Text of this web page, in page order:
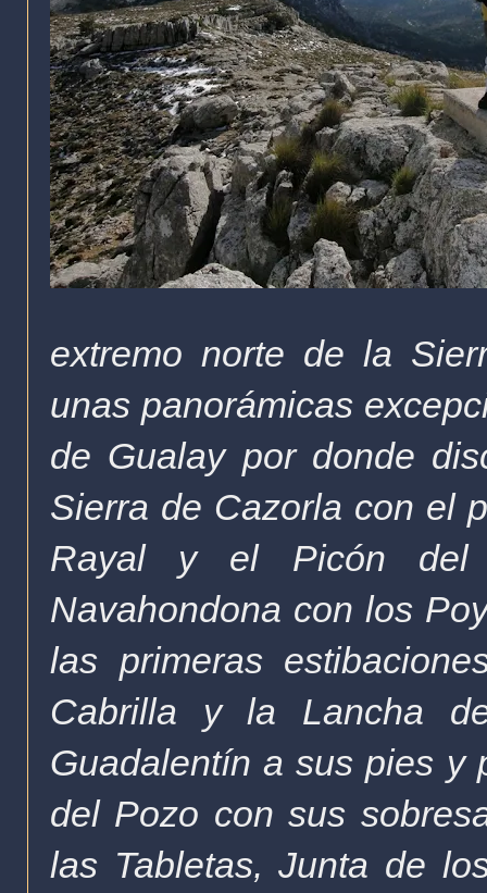
extremo norte de la
unas panorámicas
de Gualay por donde
Sierra de Cazorla con el
Rayal y el Picón del
Navahondona con los
las primeras
Cabrilla y la Lancha
Guadalentín a sus pies y
del Pozo con sus
las Tabletas, Junta de